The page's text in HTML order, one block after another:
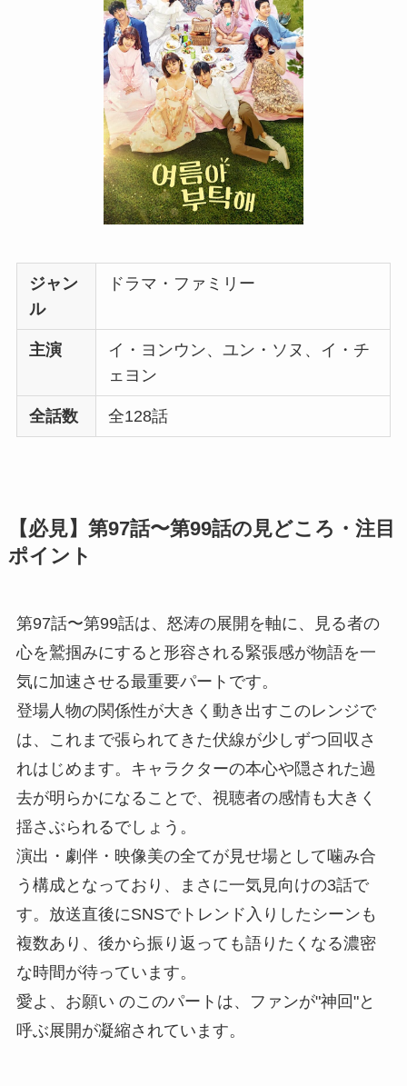
ジャン
ル
ドラマ・ファミリー
主演
イ・ヨンウン、ユン・ソヌ、イ・チ
ェヨン
全話数 全128話
【必見】第97話〜第99話の見どころ・注目
ポイント
第97話〜第99話は、怒涛の展開を軸に、見る者の
心を鷲掴みにすると形容される緊張感が物語を一
気に加速させる最重要パートです。
登場人物の関係性が大きく動き出すこのレンジで
は、これまで張られてきた伏線が少しずつ回収さ
れはじめます。キャラクターの本心や隠された過
去が明らかになることで、視聴者の感情も大きく
揺さぶられるでしょう。
演出・劇伴・映像美の全てが見せ場として噛み合
う構成となっており、まさに一気見向けの3話で
す。放送直後にSNSでトレンド入りしたシーンも
複数あり、後から振り返っても語りたくなる濃密
な時間が待っています。
愛よ、お願い のこのパートは、ファンが"神回"と
呼ぶ展開が凝縮されています。